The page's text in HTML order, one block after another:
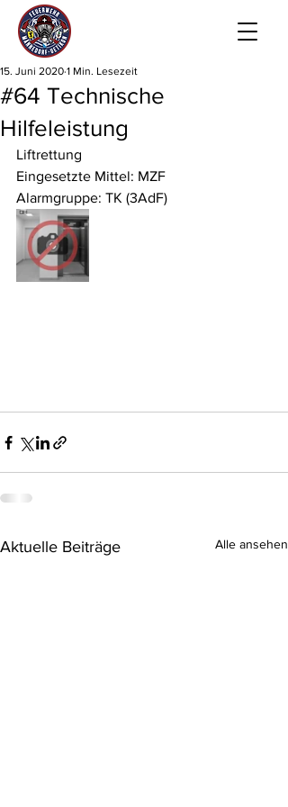
#64 Technische
Hilfeleistung
15. Juni 2020 1 Min. Lesezeit
Liftrettung
Eingesetzte Mittel: MZF
Alarmgruppe: TK (3AdF)
Aktuelle Beiträge Alle ansehen